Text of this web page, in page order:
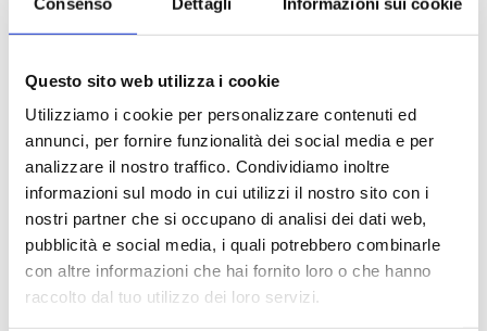
Questo sito web utilizza i cookie
Utilizziamo i cookie per personalizzare contenuti ed
annunci, per fornire funzionalità dei social media e per
analizzare il nostro traffico. Condividiamo inoltre
informazioni sul modo in cui utilizzi il nostro sito con i
nostri partner che si occupano di analisi dei dati web,
pubblicità e social media, i quali potrebbero combinarle
con altre informazioni che hai fornito loro o che hanno
raccolto dal tuo utilizzo dei loro servizi.
(giochi, concorsi, tornei, feste, serate a tema).
crociera.
lettini, teli mare, palestra, vasche idromassaggio,
biblioteca, discoteca.
La quota non comprende
Le quote di servizio (mance), le bevande, le escursioni a
terra nel corso della crociera, Assicurazione multirischi.
Tasse portuali